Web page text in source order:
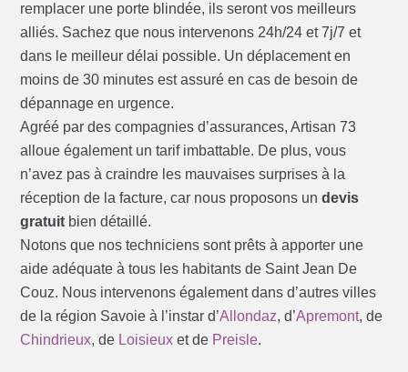
remplacer une porte blindée, ils seront vos meilleurs
alliés. Sachez que nous intervenons 24h/24 et 7j/7 et
dans le meilleur délai possible. Un déplacement en
moins de 30 minutes est assuré en cas de besoin de
dépannage en urgence.
Agréé par des compagnies d’assurances, Artisan 73
alloue également un tarif imbattable. De plus, vous
n’avez pas à craindre les mauvaises surprises à la
réception de la facture, car nous proposons undevis
gratuit bien détaillé.
Notons que nos techniciens sont prêts à apporter une
aide adéquate à tous les habitants de Saint Jean De
Couz. Nous intervenons également dans d’autres villes
de la région Savoie à l’instar d’Allondaz, d’Apremont, de
Chindrieux, de Loisieux et de Preisle.